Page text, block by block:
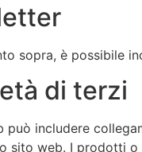
sopra, è possibile
di terzi
può includere
sito web. I prodotti